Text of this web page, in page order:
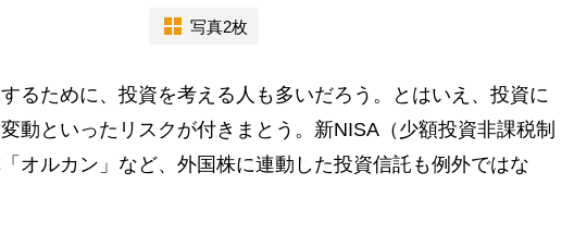
写真2枚
るために、投資を考える人も多いだろう。とはいえ、投資に
動といったリスクが付きまとう。新NISA（少額投資非課税制
オルカン」など、外国株に連動した投資信託も例外ではな